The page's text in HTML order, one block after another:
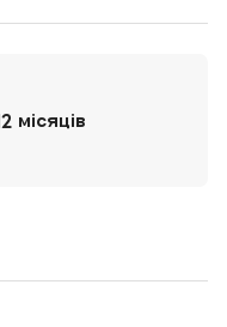
місяців